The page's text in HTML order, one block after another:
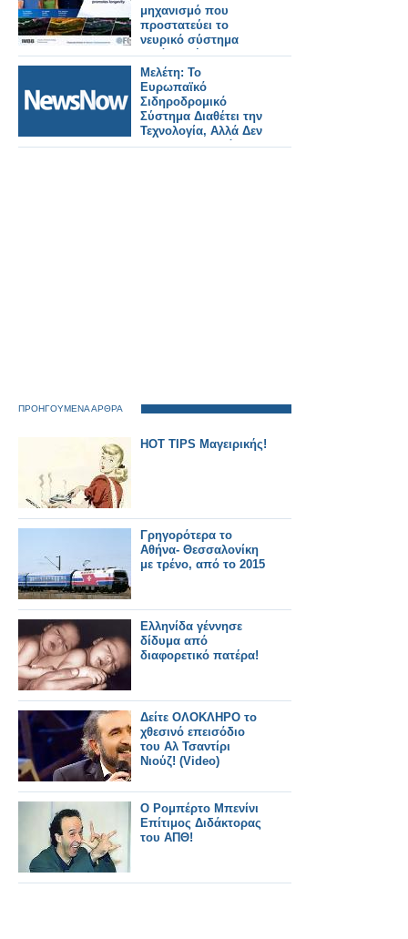
μηχανισμό που
προστατεύει το
νευρικό σύστημα
κατά τη γήρανση και
προάγει τη μακροζωία
Μελέτη: Το
Ευρωπαϊκό
Σιδηροδρομικό
Σύστημα Διαθέτει την
Τεχνολογία, Αλλά Δεν
Έχει Χρηματοδότηση
ΠΡΟΗΓΟΥΜΕΝΑ ΑΡΘΡΑ
HOT TIPS Μαγειρικής!
Γρηγορότερα το
Αθήνα- Θεσσαλονίκη
με τρένο, από το 2015
Ελληνίδα γέννησε
δίδυμα από
διαφορετικό πατέρα!
Δείτε ΟΛΟΚΛΗΡΟ το
χθεσινό επεισόδιο
του Αλ Τσαντίρι
Νιούζ! (Video)
Ο Ρομπέρτο Μπενίνι
Επίτιμος Διδάκτορας
του ΑΠΘ!